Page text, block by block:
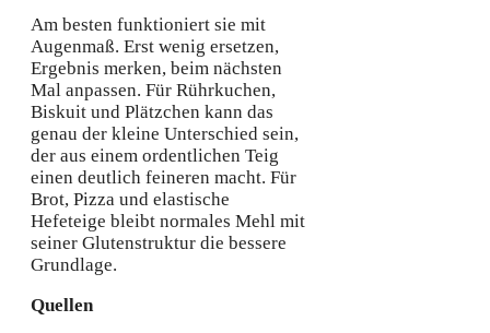
Am besten funktioniert sie mit
Augenmaß. Erst wenig ersetzen,
Ergebnis merken, beim nächsten
Mal anpassen. Für Rührkuchen,
Biskuit und Plätzchen kann das
genau der kleine Unterschied sein,
der aus einem ordentlichen Teig
einen deutlich feineren macht. Für
Brot, Pizza und elastische
Hefeteige bleibt normales Mehl mit
seiner Glutenstruktur die bessere
Grundlage.
Quellen